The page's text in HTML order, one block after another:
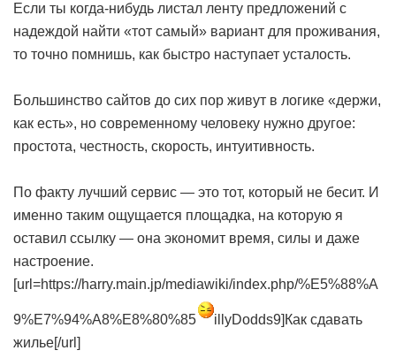
Если ты когда-нибудь листал ленту предложений с
надеждой найти «тот самый» вариант для проживания,
то точно помнишь, как быстро наступает усталость.
Большинство сайтов до сих пор живут в логике «держи,
как есть», но современному человеку нужно другое:
простота, честность, скорость, интуитивность.
По факту лучший сервис — это тот, который не бесит. И
именно таким ощущается площадка, на которую я
оставил ссылку — она экономит время, силы и даже
настроение.
[url=https://harry.main.jp/mediawiki/index.php/%E5%88%A
9%E7%94%A8%E8%80%85
illyDodds9]Как сдавать
жилье[/url]